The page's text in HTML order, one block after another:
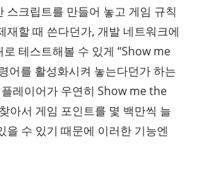
스크립트를 만들어 놓고 게임 규칙
재할 때 쓴다던가, 개발 네트워크에
테스트해볼 수 있게 “Show me
어를 활성화시켜 놓는다던가 하는
레이어가 우연히 Show me the
아서 게임 포인트를 몇 백만씩 늘
을 수 있기 때문에 이러한 기능엔